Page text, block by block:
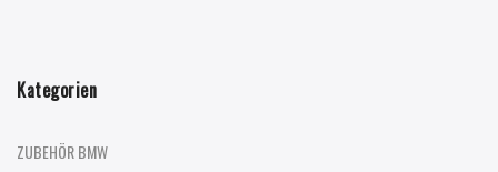
Kategorien
ZUBEHÖR BMW